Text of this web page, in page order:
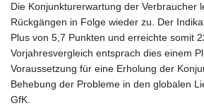
IQD
IRR
ISK
JEP
JMD
Die Konjunkturerwartung der Verbraucher
Rückgängen in Folge wieder zu. Der
Plus von 5,7 Punkten und erreichte somit
Vorjahresvergleich entsprach dies einem
Voraussetzung für eine Erholung der
Behebung der Probleme in den globalen
GfK.